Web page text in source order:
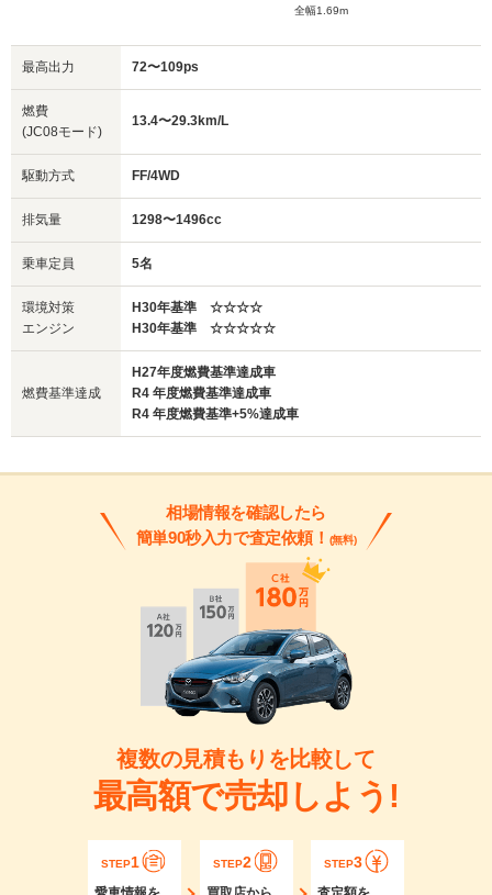
全幅1.69m
最高出力 72〜109ps
燃費
(JC08モード)
13.4〜29.3km/L
駆動方式 FF/4WD
排気量 1298〜1496cc
乗車定員 5名
環境対策
エンジン
H30年基準 ☆☆☆☆
H30年基準 ☆☆☆☆☆
燃費基準達成
H27年度燃費基準達成車
R4 年度燃費基準達成車
R4 年度燃費基準+5%達成車
相場情報を確認したら
簡単90秒入力で査定依頼！ (無料)
複数の見積もりを比較して
最高額で売却しよう!
STEP1 STEP2 STEP3